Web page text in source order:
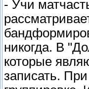
- Учи
никогда. В
которые
записать.